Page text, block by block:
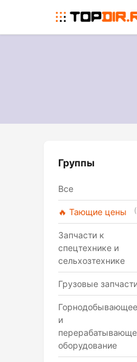
Группы
Все
🔥 Тающие цены
Запчасти к
спецтехнике и
сельхозтехнике
Грузовые
Горнодобывающее
и
оборудование